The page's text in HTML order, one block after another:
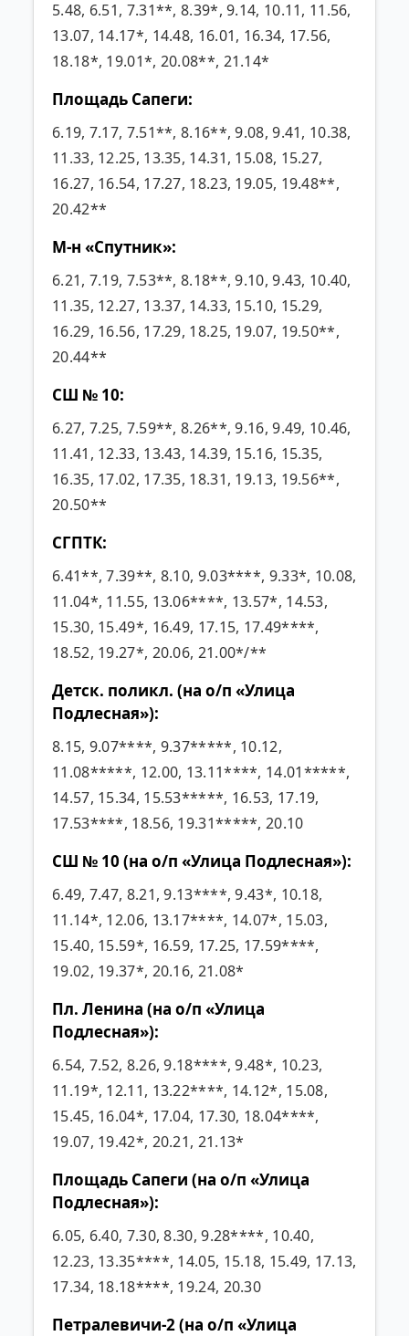
5.48, 6.51, 7.31**, 8.39*, 9.14, 10.11, 11.56,
13.07, 14.17*, 14.48, 16.01, 16.34, 17.56,
18.18*, 19.01*, 20.08**, 21.14*
Площадь Сапеги:
6.19, 7.17, 7.51**, 8.16**, 9.08, 9.41, 10.38,
11.33, 12.25, 13.35, 14.31, 15.08, 15.27,
16.27, 16.54, 17.27, 18.23, 19.05, 19.48**,
20.42**
М-н «Спутник»:
6.21, 7.19, 7.53**, 8.18**, 9.10, 9.43, 10.40,
11.35, 12.27, 13.37, 14.33, 15.10, 15.29,
16.29, 16.56, 17.29, 18.25, 19.07, 19.50**,
20.44**
СШ № 10:
6.27, 7.25, 7.59**, 8.26**, 9.16, 9.49, 10.46,
11.41, 12.33, 13.43, 14.39, 15.16, 15.35,
16.35, 17.02, 17.35, 18.31, 19.13, 19.56**,
20.50**
СГПТК:
6.41**, 7.39**, 8.10, 9.03****, 9.33*, 10.08,
11.04*, 11.55, 13.06****, 13.57*, 14.53,
15.30, 15.49*, 16.49, 17.15, 17.49****,
18.52, 19.27*, 20.06, 21.00*/**
Детск. поликл. (на о/п «Улица
Подлесная»):
8.15, 9.07****, 9.37*****, 10.12,
11.08*****, 12.00, 13.11****, 14.01*****,
14.57, 15.34, 15.53*****, 16.53, 17.19,
17.53****, 18.56, 19.31*****, 20.10
СШ № 10 (на о/п «Улица Подлесная»):
6.49, 7.47, 8.21, 9.13****, 9.43*, 10.18,
11.14*, 12.06, 13.17****, 14.07*, 15.03,
15.40, 15.59*, 16.59, 17.25, 17.59****,
19.02, 19.37*, 20.16, 21.08*
Пл. Ленина (на о/п «Улица
Подлесная»):
6.54, 7.52, 8.26, 9.18****, 9.48*, 10.23,
11.19*, 12.11, 13.22****, 14.12*, 15.08,
15.45, 16.04*, 17.04, 17.30, 18.04****,
19.07, 19.42*, 20.21, 21.13*
Площадь Сапеги (на о/п «Улица
Подлесная»):
6.05, 6.40, 7.30, 8.30, 9.28****, 10.40,
12.23, 13.35****, 14.05, 15.18, 15.49, 17.13,
17.34, 18.18****, 19.24, 20.30
Петралевичи-2 (на о/п «Улица